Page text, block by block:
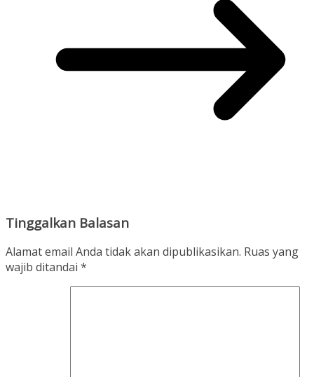
Tinggalkan Balasan
Alamat email Anda tidak akan dipublikasikan. Ruas yang
wajib ditandai *